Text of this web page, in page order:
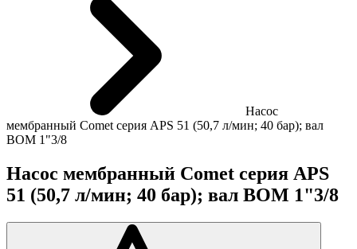
Насос
мембранный Comet серия APS 51 (50,7 л/мин; 40 бар); вал
ВОМ 1"3/8
Насос мембранный Comet серия APS
51 (50,7 л/мин; 40 бар); вал ВОМ 1"3/8